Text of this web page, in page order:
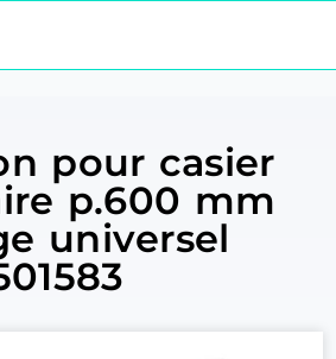
pour casier
p.600 mm
universel